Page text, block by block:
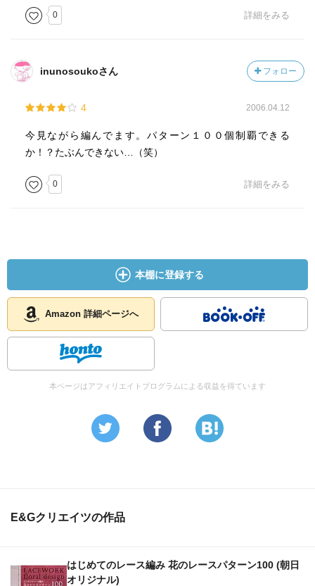
0 詳細をみる
inunosoukoさん フォロー
4 2006.04.12
今見ながら編んでます。パターン１００個制覇できる
か！？たぶんできない…（笑）
0 詳細をみる
本棚に登録する
Amazon 詳細ページへ
本ページはアフィリエイトプログラムによる収益を得ています
E&Gクリエイツの作品
はじめてのレース編み 花のレースパターン100 (朝日
オリジナル)